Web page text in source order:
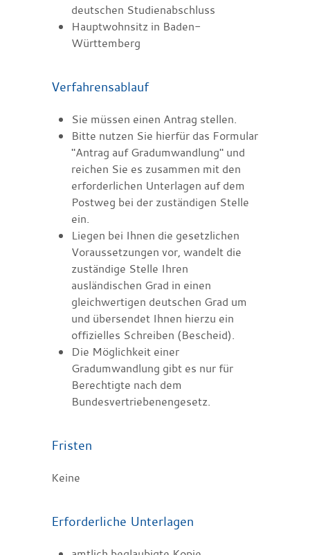
deutschen Studienabschluss
Hauptwohnsitz in Baden-
Württemberg
Verfahrensablauf
Sie müssen einen Antrag stellen.
Bitte nutzen Sie hierfür das Formular
"Antrag auf Gradumwandlung" und
reichen Sie es zusammen mit den
erforderlichen Unterlagen auf dem
Postweg bei der zuständigen Stelle
ein.
Liegen bei Ihnen die gesetzlichen
Voraussetzungen vor, wandelt die
zuständige Stelle Ihren
ausländischen Grad in einen
gleichwertigen deutschen Grad um
und übersendet Ihnen hierzu ein
offizielles Schreiben (Bescheid).
Die Möglichkeit einer
Gradumwandlung gibt es nur für
Berechtigte nach dem
Bundesvertriebenengesetz.
Fristen
Keine
Erforderliche Unterlagen